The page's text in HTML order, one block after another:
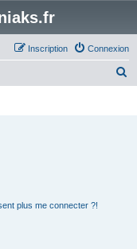
Connexion
Inscription
plus me connecter ?!